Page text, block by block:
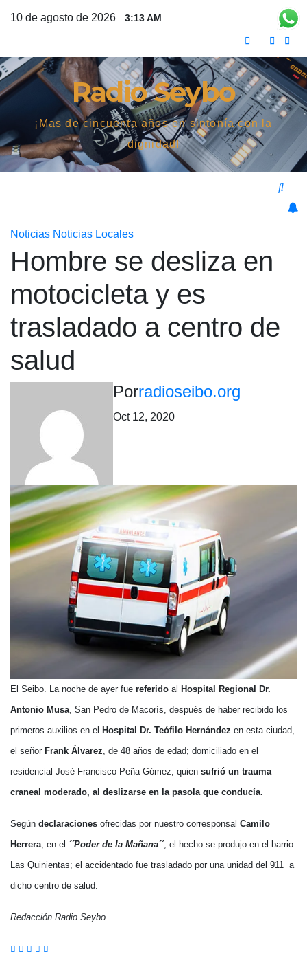
10 de agosto de 2026 3:13 AM
Radio Seybo
¡Mas de cincuenta años en sintonía con la
dignidad!
Noticias Noticias Locales
Hombre se desliza en
motocicleta y es
trasladado a centro de
salud
Porradioseibo.org
Oct 12, 2020
El Seibo. La noche de ayer fue referido al Hospital Regional Dr.
Antonio Musa , San Pedro de Macorís, después de haber recibido los
primeros auxilios en el Hospital Dr. Teófilo Hernández en esta ciudad,
el señor Frank Álvarez , de 48 años de edad; domiciliado en el
residencial José Francisco Peña Gómez, quien sufrió un trauma
craneal moderado, al deslizarse en la pasola que conducía.
Según declaraciones ofrecidas por nuestro corresponsal Camilo
Herrera , en el ´´Poder de la Mañana´´, el hecho se produjo en el barrio
Las Quinientas; el accidentado fue trasladado por una unidad del 911 a
dicho centro de salud.
Redacción Radio Seybo